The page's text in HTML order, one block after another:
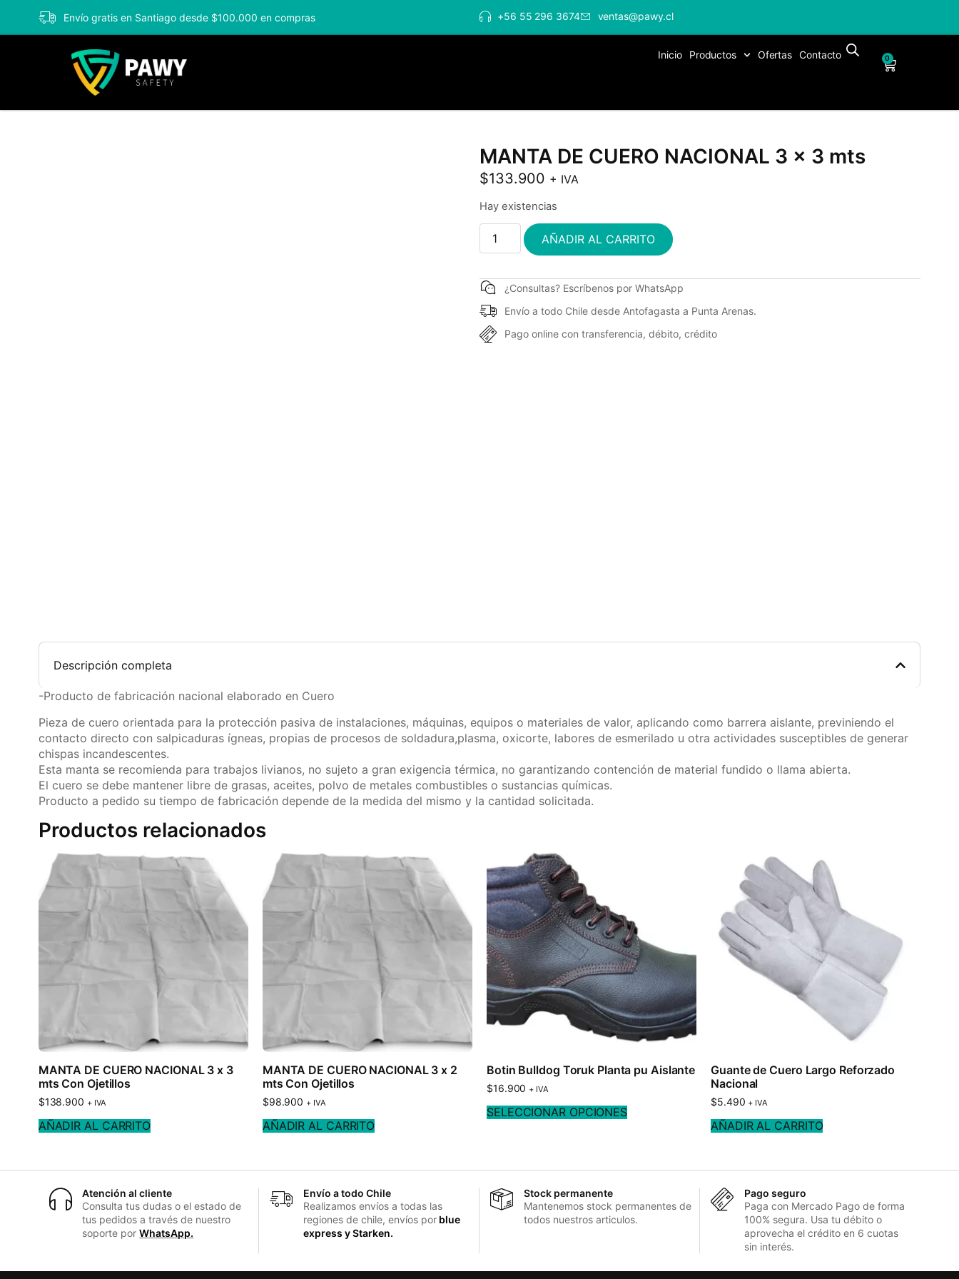
Envío gratis en Santiago desde $100.000 en compras +56 55 296 3674 ventas@pawy.cl
Inicio Productos Ofertas Contacto 0
MANTA DE CUERO NACIONAL 3 x 3 mts
$133.900 + IVA
Hay existencias
AÑADIR AL CARRITO
¿Consultas? Escríbenos por WhatsApp
Envío a todo Chile desde Antofagasta a Punta Arenas.
Pago online con transferencia, débito, crédito
Descripción completa
-Producto de fabricación nacional elaborado en Cuero
Pieza de cuero orientada para la protección pasiva de instalaciones, máquinas, equipos o materiales de valor, aplicando como barrera aislante, previniendo el
contacto directo con salpicaduras ígneas, propias de procesos de soldadura,plasma, oxicorte, labores de esmerilado u otra actividades susceptibles de generar
chispas incandescentes.
Esta manta se recomienda para trabajos livianos, no sujeto a gran exigencia térmica, no garantizando contención de material fundido o llama abierta.
El cuero se debe mantener libre de grasas, aceites, polvo de metales combustibles o sustancias químicas.
Producto a pedido su tiempo de fabricación depende de la medida del mismo y la cantidad solicitada.
Productos relacionados
MANTA DE CUERO NACIONAL 3 x 3
mts Con Ojetillos
$138.900 + IVA
AÑADIR AL CARRITO
MANTA DE CUERO NACIONAL 3 x 2
mts Con Ojetillos
$98.900 + IVA
AÑADIR AL CARRITO
Botin Bulldog Toruk Planta pu Aislante
$16.900 + IVA
SELECCIONAR OPCIONES
Guante de Cuero Largo Reforzado
Nacional
$5.490 + IVA
AÑADIR AL CARRITO
Atención al cliente
Consulta tus dudas o el estado de
tus pedidos a través de nuestro
soporte porWhatsApp.
Envío a todo Chile
Realizamos envíos a todas las
regiones de chile, envíos porblue
express y Starken.
Stock permanente
Mantenemos stock permanentes de
todos nuestros articulos.
Pago seguro
Paga con Mercado Pago de forma
100% segura. Usa tu débito o
aprovecha el crédito en 6 cuotas
sin interés.